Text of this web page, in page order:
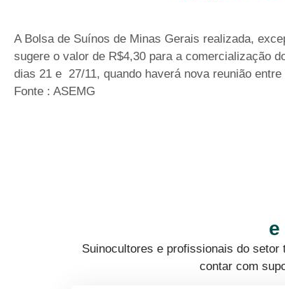
A Bolsa de Suínos de Minas Gerais realizada,
sugere o valor de R$4,30 para a comercialização
dias 21 e 27/11, quando haverá nova reunião
Fonte : ASEMG
Suinocultores e profissionais do
contar com